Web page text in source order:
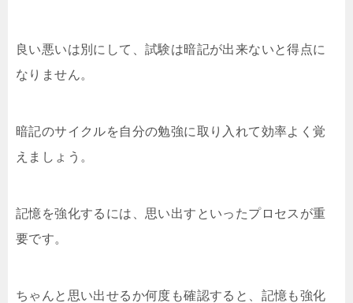
良い悪いは別にして、試験は暗記が出来ないと得点に
なりません。
暗記のサイクルを自分の勉強に取り入れて効率よく覚
えましょう。
記憶を強化するには、思い出すといったプロセスが重
要です。
ちゃんと思い出せるか何度も確認すると、記憶も強化